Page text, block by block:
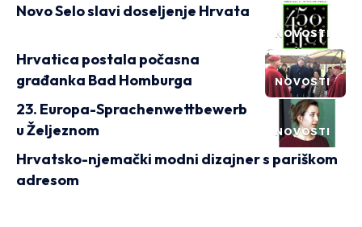
NOVOSTI
Novo Selo slavi doseljenje Hrvata
NOVOSTI
Hrvatica postala počasna
građanka Bad Homburga
NOVOSTI
23. Europa-Sprachenwettbewerb
u Željeznom
Hrvatsko-njemački modni dizajner s pariškom
adresom